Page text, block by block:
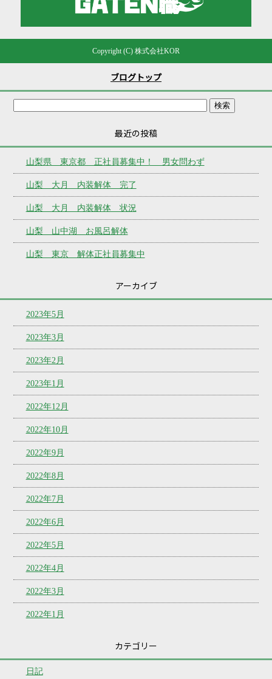
Copyright (C) 株式会社KOR
ブログトップ
最近の投稿
山梨県 東京都 正社員募集中！ 男女問わず
山梨 大月 内装解体 完了
山梨 大月 内装解体 状況
山梨 山中湖 お風呂解体
山梨 東京 解体正社員募集中
アーカイブ
2023年5月
2023年3月
2023年2月
2023年1月
2022年12月
2022年10月
2022年9月
2022年8月
2022年7月
2022年6月
2022年5月
2022年4月
2022年3月
2022年1月
カテゴリー
日記